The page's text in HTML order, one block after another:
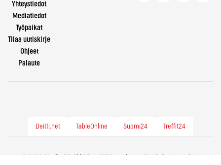
Yhteystiedot
Mediatiedot
Työpaikat
Tilaa uutiskirje
Ohjeet
Palaute
Deitti.net TableOnline Suomi24 Treffit24